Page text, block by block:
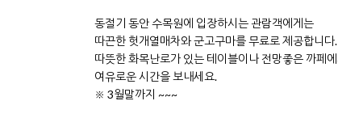
동절기 동안 수목원에 입장하시는 관람객에게는
따끈한 헛개열매차와 군고구마를 무료로 제공합니다.
따뜻한 화목난로가 있는 테이블이나 전망좋은 까페에
여유로운 시간을 보내세요.
※ 3월말까지 ~~~